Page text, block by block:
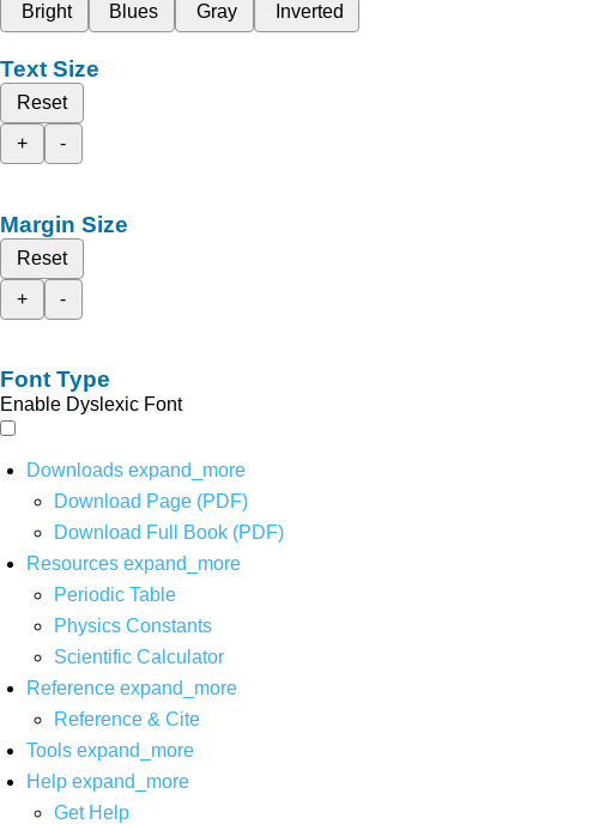
Bright
Blues Gray Inverted
Text Size
Reset
+
-
Margin Size
Reset
+
-
Font Type
Enable Dyslexic Font
Downloads expand_more
Download Page (PDF)
Download Full Book (PDF)
Resources expand_more
Periodic Table
Physics Constants
Scientific Calculator
Reference expand_more
Reference & Cite
Tools expand_more
Help expand_more
Get Help